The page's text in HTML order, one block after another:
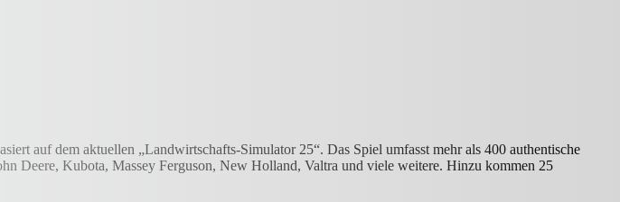
auf dem aktuellen „Landwirtschafts-Simulator 25“. Das Spiel umfasst mehr als 400 authentische
Deere, Kubota, Massey Ferguson, New Holland, Valtra und viele weitere. Hinzu kommen 25